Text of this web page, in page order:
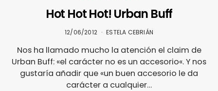
Hot Hot Hot! Urban Buff
12/06/2012 ESTELA CEBRIÁN
Nos ha llamado mucho la atención el claim de
Urban Buff: «el carácter no es un accesorio«. Y nos
gustaría añadir que «un buen accesorio le da
carácter a cualquier…